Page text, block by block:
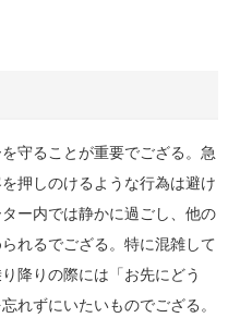
守ることが重要でござる。急
押しのけるような行為は避け
ー内では静かに過ごし、他の
れるでござる。特に混雑して
降りの際には「お先にどう
れずにいたいものでござる。